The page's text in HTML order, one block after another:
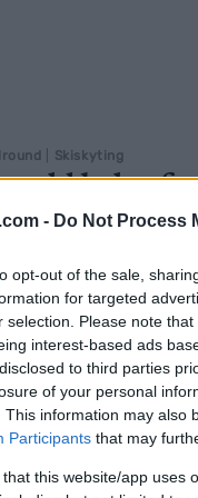
- Do Not Process
opt-out of the sale,
for targeted
selection. Please note
interest-based ads
to third parties
of your personal
This information may also
Participants that may
that this website/app uses
Skiskyting
i ski-NM
går begge de de
ski-NM på Lygna i
dødsgøy.